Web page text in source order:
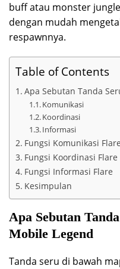
buff atau monster
dengan mudah
respawnnya.
Table of Contents
Apa Sebutan Tanda
Komunikasi
Koordinasi
Informasi
Fungsi Komunikasi Flare
Fungsi Koordinasi Flare
Fungsi Informasi Flare
Kesimpulan
Apa Sebutan
Mobile Legend
Tanda seru di bawah